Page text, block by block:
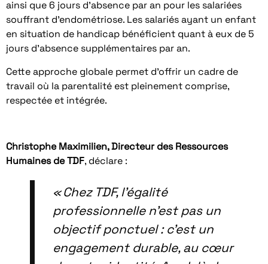
ainsi que 6 jours d’absence par an pour les salariées
souffrant d’endométriose. Les salariés ayant un enfant
en situation de handicap bénéficient quant à eux de 5
jours d’absence supplémentaires par an.
Cette approche globale permet d’offrir un cadre de
travail où la parentalité est pleinement comprise,
respectée et intégrée.
Christophe Maximilien, Directeur des Ressources
Humaines de TDF, déclare :
« Chez TDF, l’égalité
professionnelle n’est pas un
objectif ponctuel : c’est un
engagement durable, au cœur